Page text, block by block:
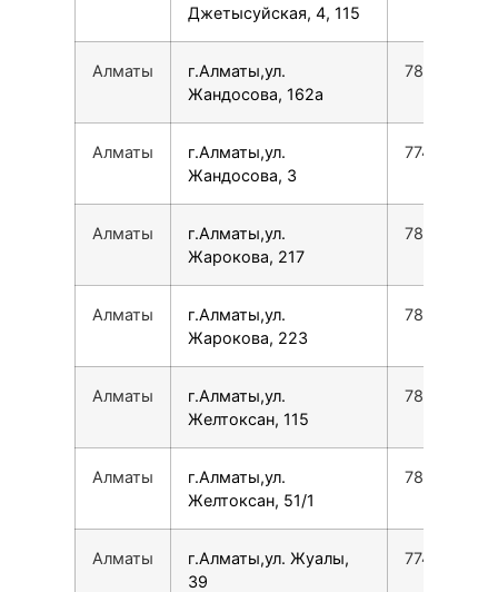
Джетысуйская, 4, 115
Алматы
г.Алматы,ул.
Жандосова, 162а
Алматы
г.Алматы,ул.
Жандосова, 3
Алматы
г.Алматы,ул.
Жарокова, 217
Алматы
г.Алматы,ул.
Жарокова, 223
Алматы
г.Алматы,ул.
Желтоксан, 115
Алматы
г.Алматы,ул.
Желтоксан, 51/1
Алматы
г.Алматы,ул. Жуалы,
39